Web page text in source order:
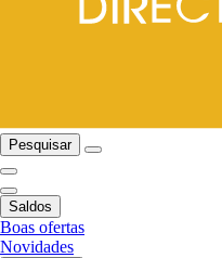
Pesquisar
Saldos
Boas ofertas
Novidades